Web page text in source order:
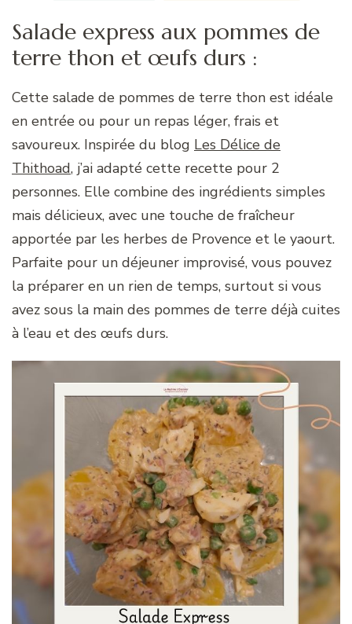
Salade express aux pommes de
terre thon et œufs durs :
Cette salade de pommes de terre thon est idéale
en entrée ou pour un repas léger, frais et
savoureux. Inspirée du blog Les Délice de
Thithoad, j’ai adapté cette recette pour 2
personnes. Elle combine des ingrédients simples
mais délicieux, avec une touche de fraîcheur
apportée par les herbes de Provence et le yaourt.
Parfaite pour un déjeuner improvisé, vous pouvez
la préparer en un rien de temps, surtout si vous
avez sous la main des pommes de terre déjà cuites
à l’eau et des œufs durs.